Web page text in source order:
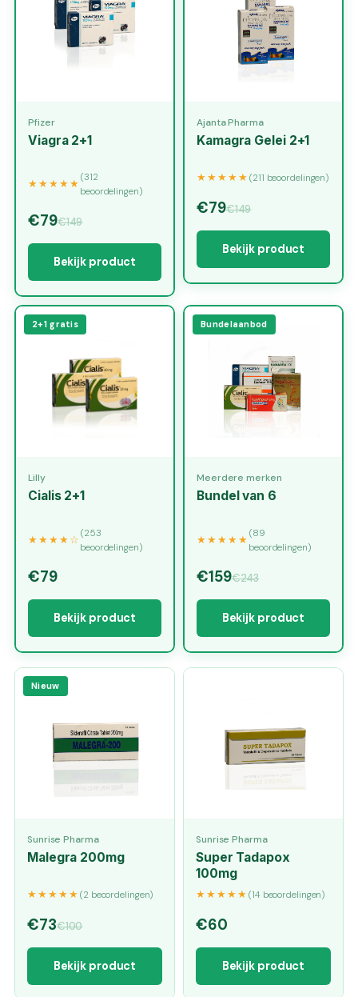
Pfizer
Viagra 2+1
★★★★★(312
beoordelingen)
€79€149
Bekijk product
Ajanta Pharma
Kamagra Gelei 2+1
★★★★★(211 beoordelingen)
€79€149
Bekijk product
2+1 gratis
Lilly
Cialis 2+1
★★★★☆(253
beoordelingen)
€79
Bekijk product
Bundelaanbod
Meerdere merken
Bundel van 6
★★★★★(89
beoordelingen)
€159€243
Bekijk product
Nieuw
Sunrise Pharma
Malegra 200mg
★★★★★(2 beoordelingen)
€73€100
Bekijk product
Sunrise Pharma
Super Tadapox
100mg
★★★★★(14 beoordelingen)
€60
Bekijk product